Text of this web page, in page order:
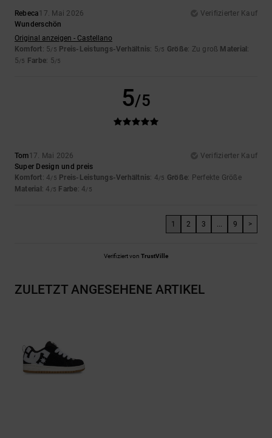
Rebeca17. Mai 2026
Verifizierter Kauf
Wunderschön
Original anzeigen - Castellano
Komfort: 5/5 Preis-Leistungs-Verhältnis: 5/5 Größe: Zu groß Material :
5/5 Farbe: 5/5
5/5
Tom17. Mai 2026
Verifizierter Kauf
Super Design und preis
Komfort: 4/5 Preis-Leistungs-Verhältnis: 4/5 Größe: Perfekte Größe
Material : 4 /5 Farbe: 4/5
1 2 3 ... 9 >
Verifiziert von TrustVille
ZULETZT ANGESEHENE ARTIKEL